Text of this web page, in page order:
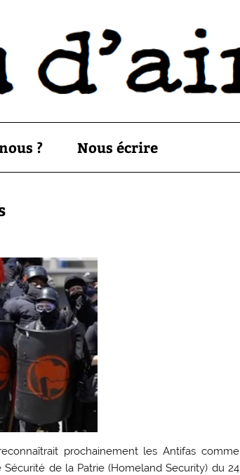
? Nous écrire
prochainement les Antifas comme
de la Patrie (Homeland Security) du 24